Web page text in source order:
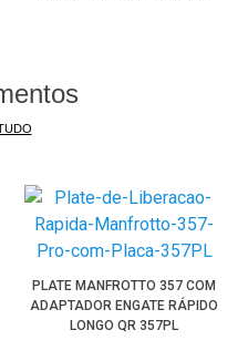
entre dispositivos,
compatível, assim
PLATE MANFROTTO 357 COM
ADAPTADOR ENGATE RÁPIDO
LONGO QR 357PL